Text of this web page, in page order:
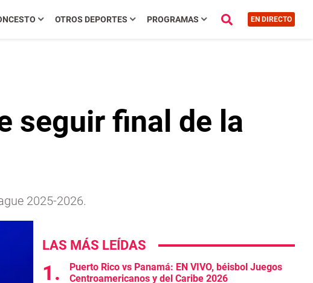
OTROS DEPORTES PROGRAMAS EN DIRECTO
seguir final de la
2025-2026.
LAS MÁS LEÍDAS
Puerto Rico vs Panamá: EN VIVO, béisbol Juegos
Centroamericanos y del Caribe 2026